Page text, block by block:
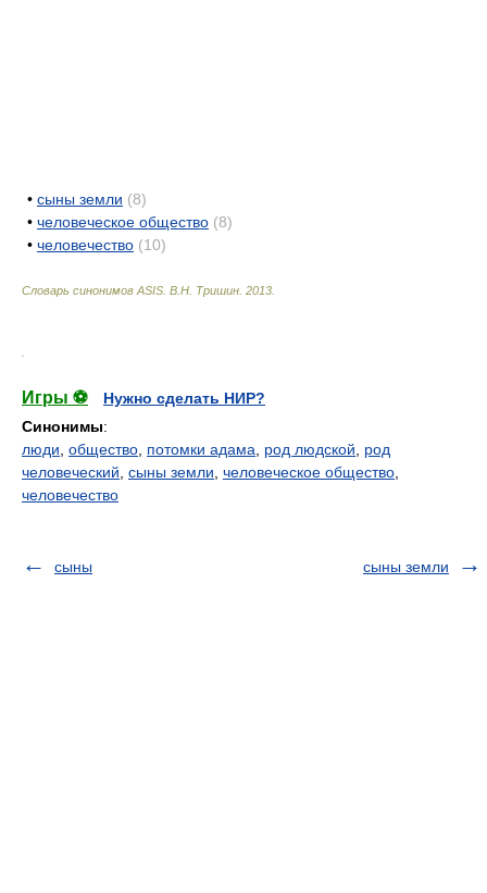
• сыны земли (8)
• человеческое общество (8)
• человечество (10)
Словарь синонимов ASIS. В.Н. Тришин 2013
Игры ⚽
Нужно сделать НИР?
Синонимы:
люди общество потомки адама род людской
род
человеческий сыны земли человеческое общество
человечество
сыны сыны земли